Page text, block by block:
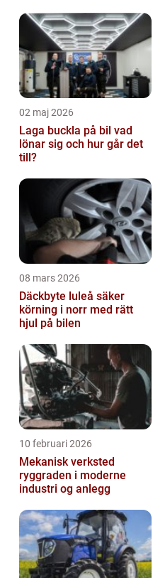
02 maj 2026
Laga buckla på bil vad
lönar sig och hur går det
till?
08 mars 2026
Däckbyte luleå säker
körning i norr med rätt
hjul på bilen
10 februari 2026
Mekanisk verksted
ryggraden i moderne
industri og anlegg